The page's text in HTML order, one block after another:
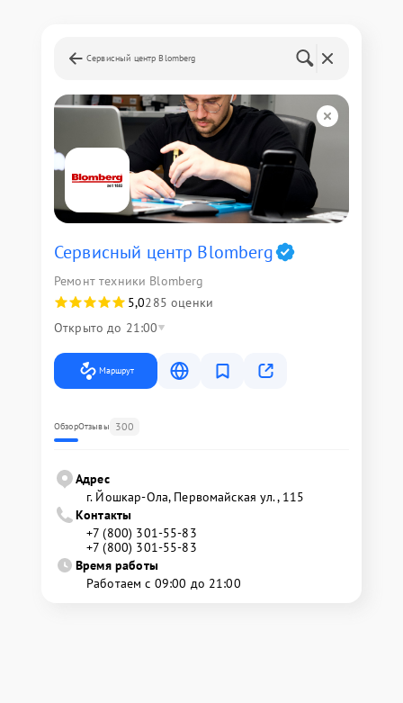
Сервисный центр Blomberg
Сервисный центр Blomberg
Ремонт техники Blomberg
5,0285 оценки
Открыто до 21:00
Маршрут
ОбзорОтзывы 300
Адрес
г. Йошкар-Ола, Первомайская ул., 115
Контакты
+7 (800) 301-55-83
+7 (800) 301-55-83
Время работы
Работаем с 09:00 до 21:00